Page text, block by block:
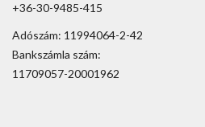
+36-30-9485-415
Adószám: 11994064-2-42
Bankszámla szám:
11709057-20001962